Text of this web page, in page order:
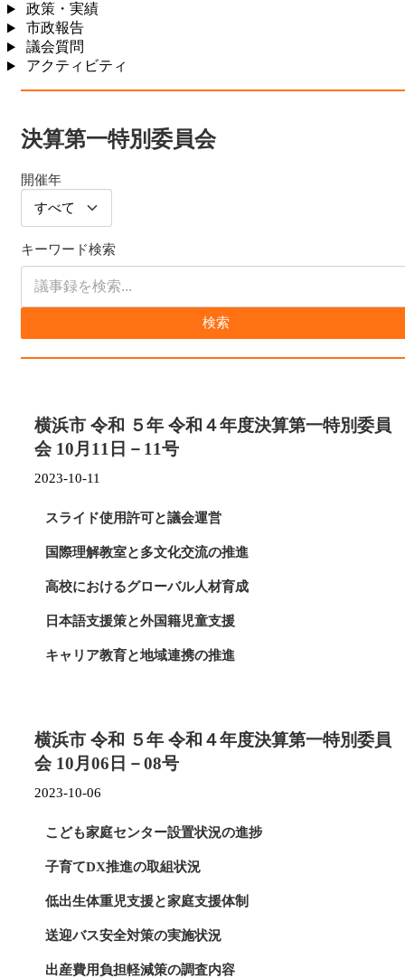
政策・実績
市政報告
議会質問
アクティビティ
決算第一特別委員会
開催年
キーワード検索
検索
横浜市 令和 ５年 令和４年度決算第一特別委員
会 10月11日－11号
2023-10-11
スライド使用許可と議会運営
国際理解教室と多文化交流の推進
高校におけるグローバル人材育成
日本語支援策と外国籍児童支援
キャリア教育と地域連携の推進
図書館の利用促進と魅力向上
学校校舎のLED化と省エネ効果
夜間照明の災害対策と脱炭素化
横浜市 令和 ５年 令和４年度決算第一特別委員
会 10月06日－08号
2023-10-06
こども家庭センター設置状況の進捗
子育てDX推進の取組状況
低出生体重児支援と家庭支援体制
送迎バス安全対策の実施状況
出産費用負担軽減策の調査内容